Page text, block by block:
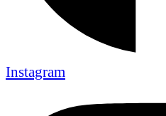
Instagram